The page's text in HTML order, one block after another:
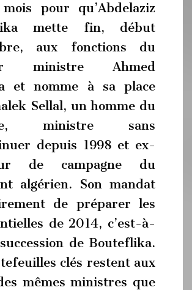
pour qu’Abdelaziz
mette fin, début
aux fonctions du
ministre Ahmed
et nomme à sa place
Sellal, un homme du
ministre sans
depuis 1998 et ex-
de campagne du
algérien. Son mandat
de préparer les
de 2014, c’est-à-
de Bouteflika.
clés restent aux
mêmes ministres que